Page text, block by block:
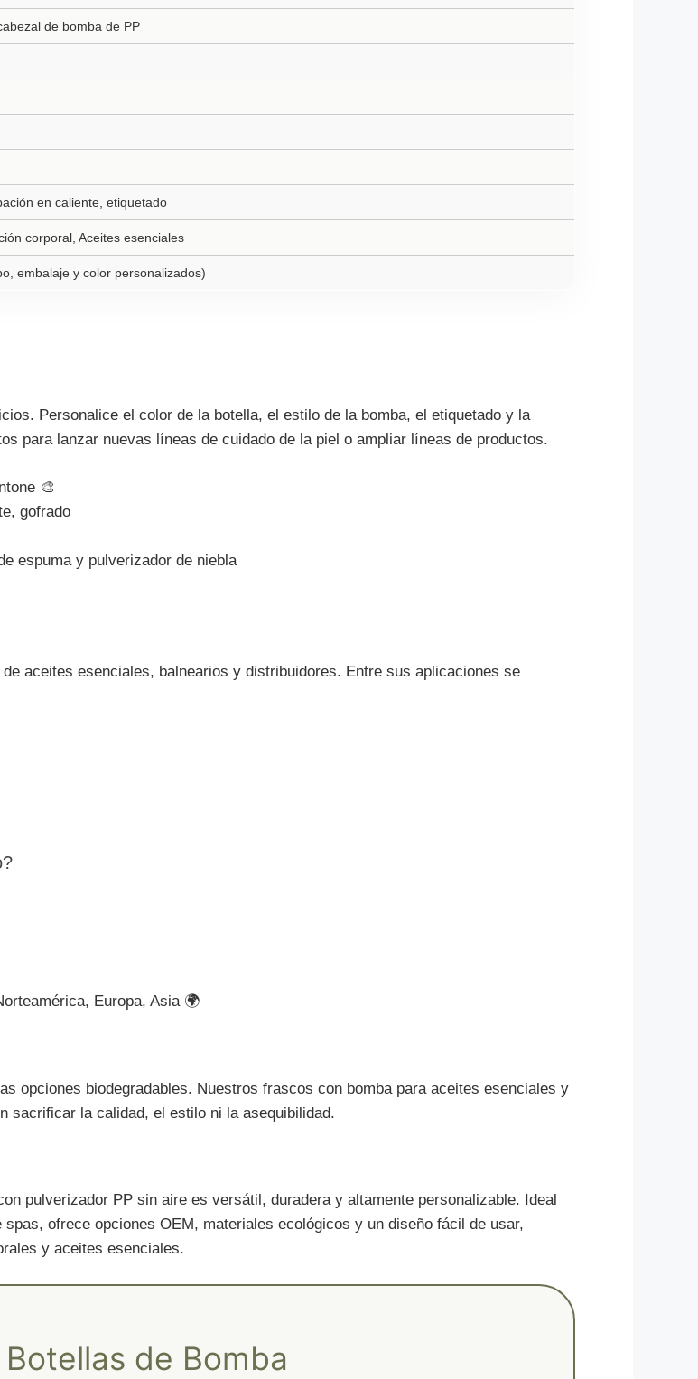
de bomba de PP
en caliente, etiquetado
corporal, Aceites esenciales
embalaje y color personalizados)
Personalice el color de la botella, el estilo de la bomba, el etiquetado y la
para lanzar nuevas líneas de cuidado de la piel o ampliar líneas de productos.
🎨
gofrado
espuma y pulverizador de niebla
aceites esenciales, balnearios y distribuidores. Entre sus aplicaciones se
Europa, Asia 🌍
opciones biodegradables. Nuestros frascos con bomba para aceites esenciales y
sacrificar la calidad, el estilo ni la asequibilidad.
pulverizador PP sin aire es versátil, duradera y altamente personalizable. Ideal
ofrece opciones OEM, materiales ecológicos y un diseño fácil de usar,
y aceites esenciales.
Botellas de Bomba